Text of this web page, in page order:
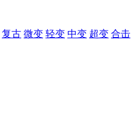
复古 微变 轻变 中变 超变 合击